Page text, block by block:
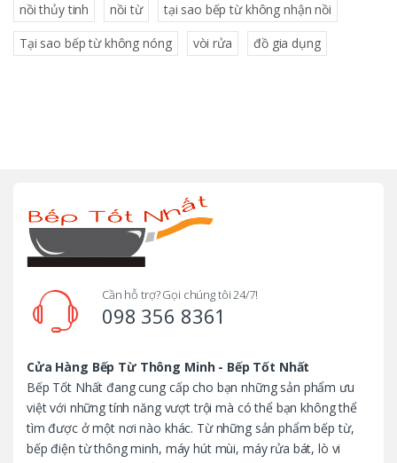
nồi thủy tinh nồi từ tại sao bếp từ không nhận nồi
Tại sao bếp từ không nóng vòi rửa đồ gia dụng
Cần hỗ trợ? Gọi chúng tôi 24/7!
098 356 8361
Cửa Hàng Bếp Từ Thông Minh - Bếp Tốt Nhất
Bếp Tốt Nhất đang cung cấp cho bạn những sản phẩm ưu
việt với những tính năng vượt trội mà có thể bạn không thể
tìm được ở một nơi nào khác. Từ những sản phẩm bếp từ,
bếp điện từ thông minh, máy hút mùi, máy rửa bát, lò vi